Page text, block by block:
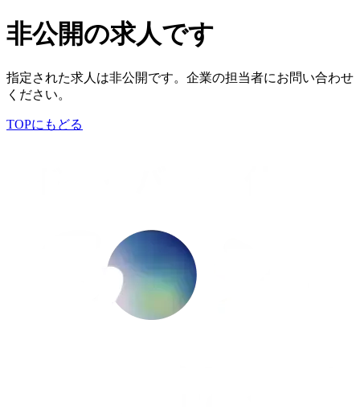
非公開の求人です
指定された求人は非公開です。企業の担当者にお問い合わせ
ください。
TOPにもどる